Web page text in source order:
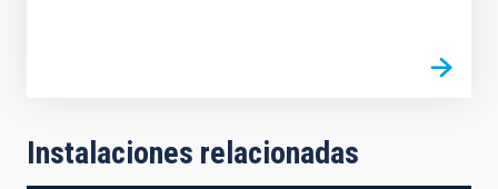
Instalaciones relacionadas